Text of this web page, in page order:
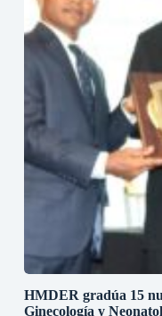
HMDER gradúa 15
Ginecología y